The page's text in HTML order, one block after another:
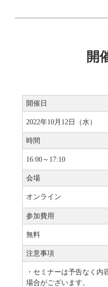
開
開催日
2022年10月12日（水）
時間
16:00～17:10
会場
オンライン
参加費用
無料
注意事項
・セミナーは予告なく内
場合がございます。